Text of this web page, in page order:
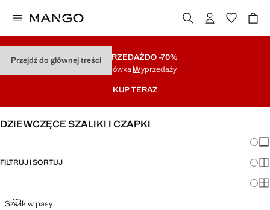
Przejdź do głównej treściWYPRZEDAŻDO -70%
Końcówka Wyprzedaży
KUP TERAZ
DZIEWCZĘCE SZALIKI I CZAPKI
FILTRUJ I SORTUJ
Szalik w pasy
SZALIK W PASY